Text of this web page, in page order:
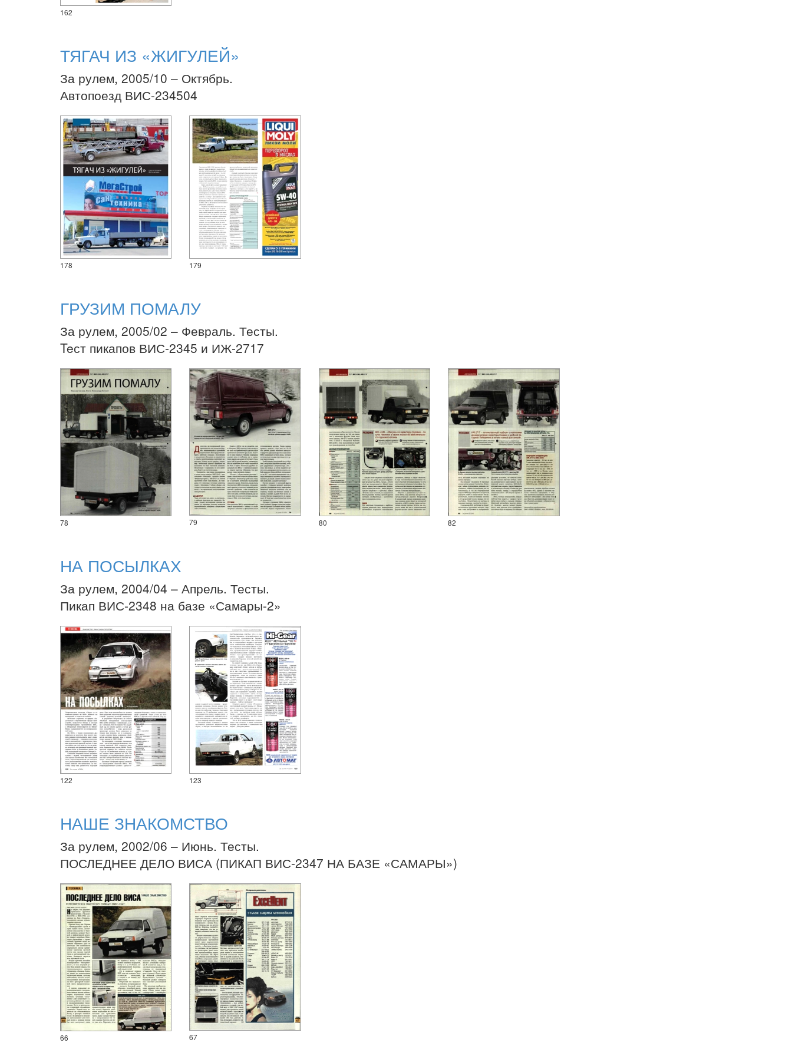
162
ТЯГАЧ ИЗ «ЖИГУЛЕЙ»
За рулем, 2005/10 – Октябрь.
Автопоезд ВИС-234504
178 179
ГРУЗИМ ПОМАЛУ
За рулем, 2005/02 – Февраль. Тесты.
Teст пикапов ВИС-2345 и ИЖ-2717
78 79 80 82
НА ПОСЫЛКАХ
За рулем, 2004/04 – Апрель. Тесты.
Пикап ВИС-2348 на базе «Самары-2»
122 123
НАШЕ ЗНАКОМСТВО
За рулем, 2002/06 – Июнь. Тесты.
ПОСЛЕДНЕЕ ДЕЛО ВИСА (ПИКАП ВИС-2347 НА БАЗЕ «САМАРЫ»)
66 67